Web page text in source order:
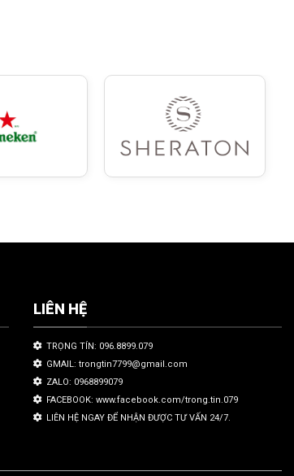
LIÊN HỆ
TRỌNG TÍN: 096.8899.079
GMAIL: trongtin7799@gmail.com
ZALO: 0968899079
FACEBOOK: www.facebook.com/trong.tin.079
LIÊN HỆ NGAY ĐỂ NHẬN ĐƯỢC TƯ VẤN 24/7.